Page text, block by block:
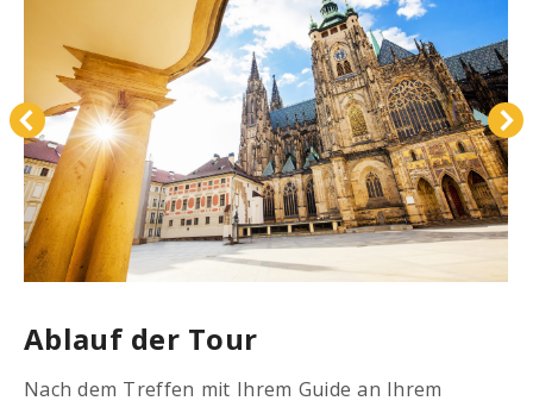
Ablauf der Tour
Nach dem Treffen mit Ihrem Guide an Ihrem